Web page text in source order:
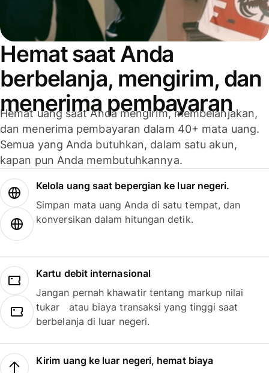
Hemat saat Anda
berbelanja, mengirim, dan
menerima pembayaran
Hemat uang saat Anda mengirim, membelanjakan,
dan menerima pembayaran dalam 40+ mata uang.
Semua yang Anda butuhkan, dalam satu akun,
kapan pun Anda membutuhkannya.
Kelola uang saat bepergian ke luar negeri.
Simpan mata uang Anda di satu tempat, dan
konversikan dalam hitungan detik.
Kartu debit internasional
Jangan pernah khawatir tentang markup nilai
tukar atau biaya transaksi yang tinggi saat
berbelanja di luar negeri.
Kirim uang ke luar negeri, hemat biaya